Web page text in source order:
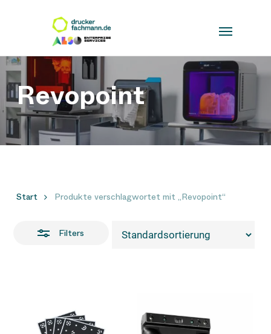
Revopoint
Start Produkte verschlagwortet mit „Revopoint“
Filters
Close
Filters